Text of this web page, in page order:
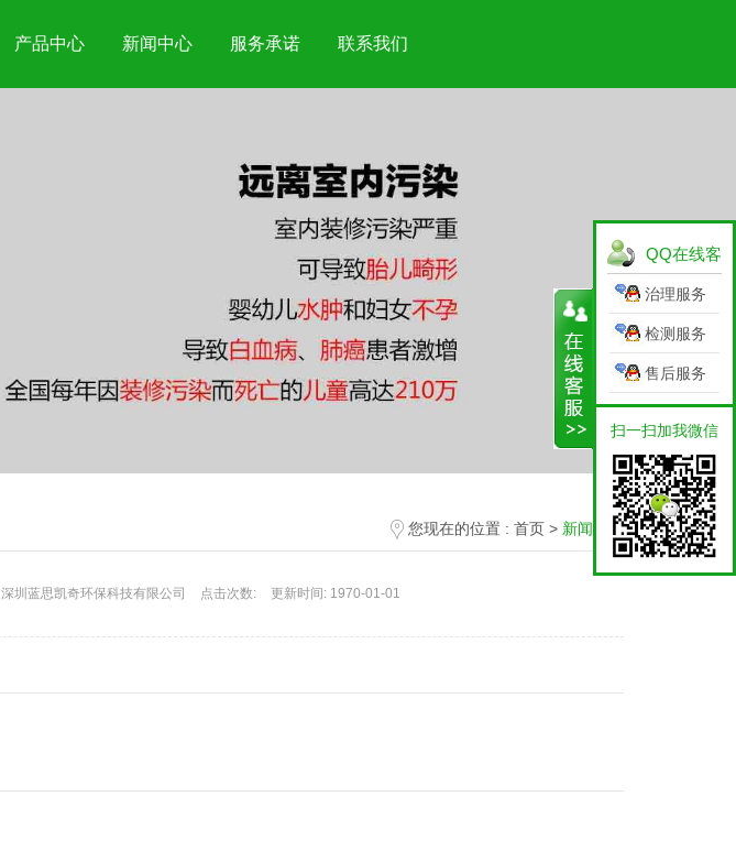
产品中心 新闻中心 服务承诺 联系我们
您现在的位置 : 首页 > 新闻中心
深圳蓝思凯奇环保科技有限公司 点击次数: 更新时间: 1970-01-01
QQ在线客
服
治理服务
检测服务
售后服务
扫一扫加我微信